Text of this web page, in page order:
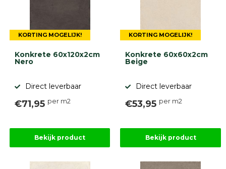
KORTING MOGELIJK!
Konkrete 60x120x2cm
Nero
Direct leverbaar
€71,95 per m2
Bekijk product
KORTING MOGELIJK!
Konkrete 60x60x2cm
Beige
Direct leverbaar
€53,95 per m2
Bekijk product